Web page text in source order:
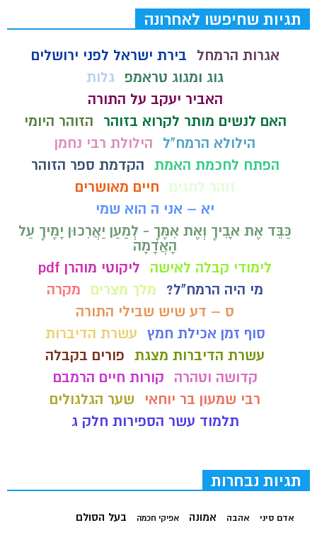
תגיות שחיפשו לאחרונה
אגרות הרמחל
בירת ישראל לפני ירושלים
גוג ומגוג טראמפ
גלות
האביר יעקב על התורה
האם לנשים מותר לקרוא בזוהר
הזוהר היומי
הילולא הרמח"ל
הילולת רבי נחמן
הפתח לחכמת האמת הקדמת ספר הזוהר
זוהר לחגים
חיים מאושרים
יא – אני ה הוא שמי
כַּבֵּד אֶת אָבִיךָ וְאֶת אִמֶּךָ - לְמַעַן יַאֲרִכוּן יָמֶיךָ עַל
הָאֲדָמָה
לימודי קבלה לאישה
ליקוטי מוהרן pdf
מי היה הרמח"ל?
מלך מצרים
מקרה
ס – דע שיש שבילי התורה
סוף זמן אכילת חמץ עשרת הדיברות
עשרת הדיברות מצגת פורים בקבלה
קדושה וטהרה
קורות חיים הרמבם
רבי שמעון בר יוחאי
שער הגלגולים
תלמוד עשר הספירות חלק ג
תגיות נבחרות
אדם סיני אהבה אמונה אפיקי חכמה בעל הסולם